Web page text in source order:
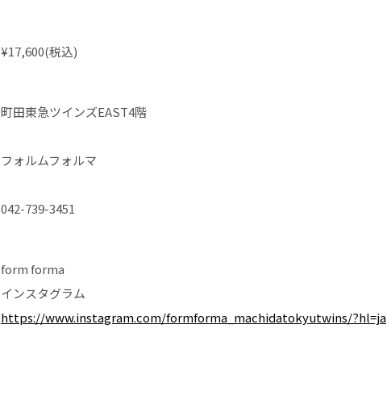
¥17,600(税込)
町田東急ツインズEAST4階
フォルムフォルマ
042-739-3451
form forma
インスタグラム
https://www.instagram.com/formforma_machidatokyutwins/?hl=ja